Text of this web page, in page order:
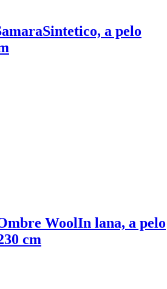
Sintetico, a pelo
WoolIn lana, a pelo
cm